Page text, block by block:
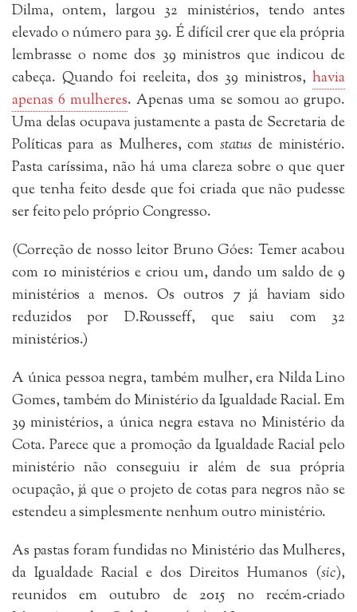
Dilma, ontem, largou 32 ministérios, tendo antes
elevado o número para 39. É difícil crer que ela própria
lembrasse o nome dos 39 ministros que indicou de
cabeça. Quando foi reeleita, dos 39 ministros,havia
apenas 6 mulheres. Apenas uma se somou ao grupo.
Uma delas ocupava justamente a pasta de Secretaria de
Políticas para as Mulheres, comstatus de ministério.
Pasta caríssima, não há uma clareza sobre o que quer
que tenha feito desde que foi criada que não pudesse
ser feito pelo próprio Congresso.
(Correção de nosso leitor Bruno Góes: Temer acabou
com 10 ministérios e criou um, dando um saldo de 9
ministérios a menos. Os outros 7 já haviam sido
reduzidos por D.Rousseff, que saiu com 32
ministérios.)
A única pessoa negra, também mulher, era Nilda Lino
Gomes, também do Ministério da Igualdade Racial. Em
39 ministérios, a única negra estava no Ministério da
Cota. Parece que a promoção da Igualdade Racial pelo
ministério não conseguiu ir além de sua própria
ocupação, já que o projeto de cotas para negros não se
estendeu a simplesmente nenhum outro ministério.
As pastas foram fundidas no Ministério das Mulheres,
da Igualdade Racial e dos Direitos Humanos (sic),
reunidos em outubro de 2015 no recém-criado